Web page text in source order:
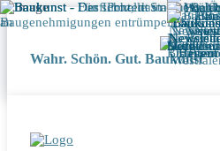
Wahr. Schön. Gut. Baukunst